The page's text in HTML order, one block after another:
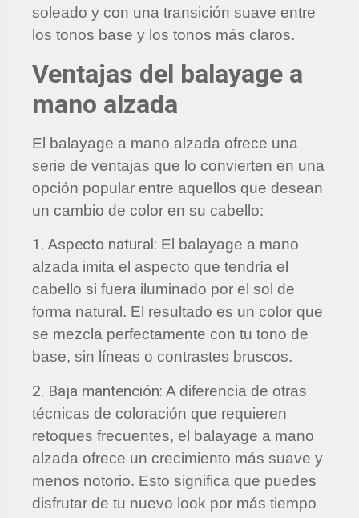
soleado y con una transición suave entre
los tonos base y los tonos más claros.
Ventajas del balayage a
mano alzada
El balayage a mano alzada ofrece una
serie de ventajas que lo convierten en una
opción popular entre aquellos que desean
un cambio de color en su cabello:
1. Aspecto natural: El balayage a mano
alzada imita el aspecto que tendría el
cabello si fuera iluminado por el sol de
forma natural. El resultado es un color que
se mezcla perfectamente con tu tono de
base, sin líneas o contrastes bruscos.
2. Baja mantención: A diferencia de otras
técnicas de coloración que requieren
retoques frecuentes, el balayage a mano
alzada ofrece un crecimiento más suave y
menos notorio. Esto significa que puedes
disfrutar de tu nuevo look por más tiempo